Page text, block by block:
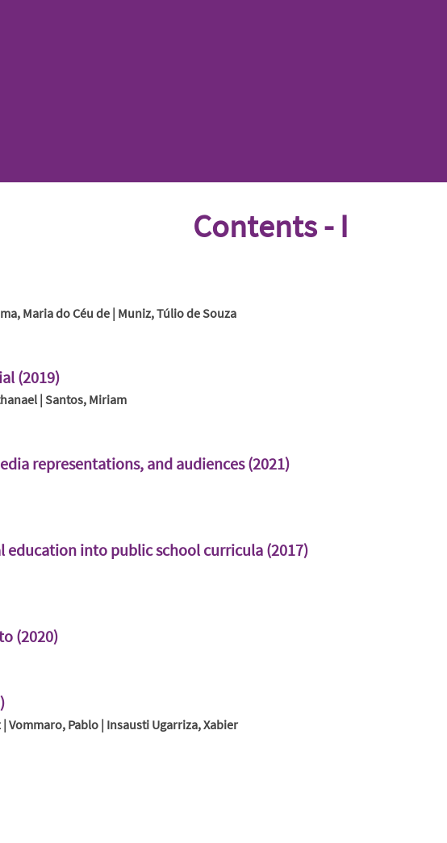
Contents - I
Maria do Céu de | Muniz, Túlio de Souza
(2019)
| Santos, Miriam
representations, and audiences (2021)
into public school curricula (2017)
(2020)
Vommaro, Pablo | Insausti Ugarriza, Xabier